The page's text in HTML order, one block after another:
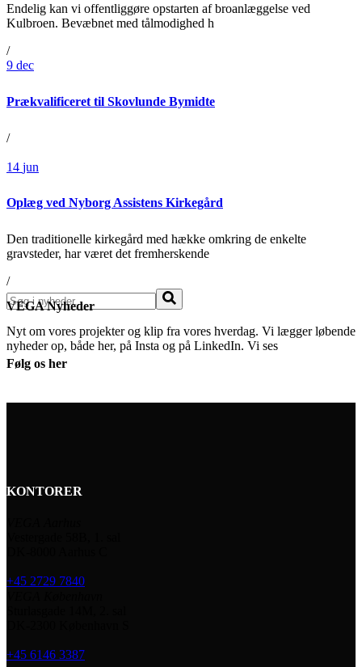
Endelig kan vi offentliggøre opstarten af broanlæggelse ved
Kulbroen. Bevæbnet med tålmodighed h
/
9 dec
Prækvalificeret til Skovlunde Bymidte
/
14 jun
Oplæg ved Nyborg Assistens Kirkegård
Den traditionelle kirkegård med hække omkring de enkelte
gravsteder, har været det fremherskende
/
Søg
VEGA Nyheder
Nyt om vores projekter og klip fra vores hverdag. Vi lægger løbende
nyheder op, både her, på Insta og på LinkedIn. Vi ses
Følg os her
KONTORER
+45 2729 7840
+45 6146 3387